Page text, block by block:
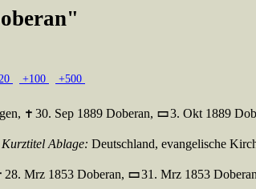
+100 +500
30. Sep 1889 Doberan,
3. Okt 1889
Kurztitel Ablage: Deutschland, evangelische
28. Mrz 1853 Doberan,
31. Mrz 1853 Doberan